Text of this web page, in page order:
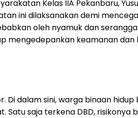
Kelas IIA Pekanbaru,
ini dilaksanakan demi
oleh nyamuk dan
mengedepankan keamanan dan
Di dalam sini, warga binaan
Satu saja terkena DBD, risikonya